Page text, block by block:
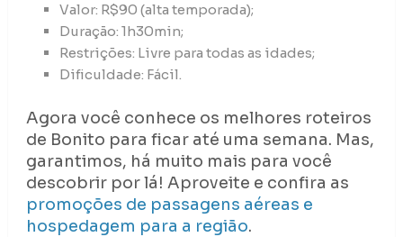
Valor: R$90 (alta temporada);
Duração: 1h30min;
Restrições: Livre para todas as idades;
Dificuldade: Fácil.
Agora você conhece os melhores roteiros
de Bonito para ficar até uma semana. Mas,
garantimos, há muito mais para você
descobrir por lá! Aproveite e confira as
promoções de passagens aéreas e
hospedagem para a região.